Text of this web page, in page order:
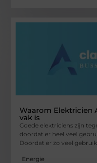
Waarom Elektricien
vak is
Goede elektriciens zijn
doordat er heel veel
Doordat er zo veel
Energie